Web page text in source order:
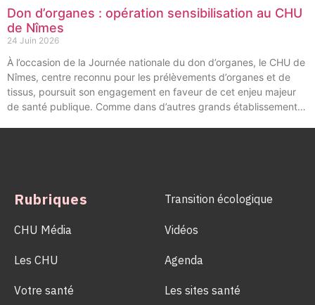
Don d’organes : opération sensibilisation au CHU
de Nîmes
24 Juin 2026
À l’occasion de la Journée nationale du don d’organes, le CHU de
Nîmes, centre reconnu pour les prélèvements d’organes et de
tissus, poursuit son engagement en faveur de cet enjeu majeur
de santé publique. Comme dans d’autres grands établissements
Rubriques
CHU Média
Les CHU
Votre santé
Transition écologique
Vidéos
Agenda
Les sites santé